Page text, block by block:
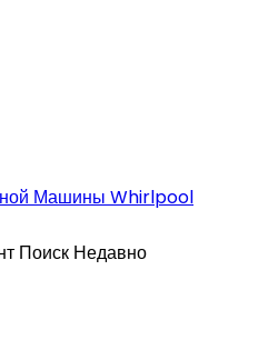
Машины Whirlpool
Поиск Недавно